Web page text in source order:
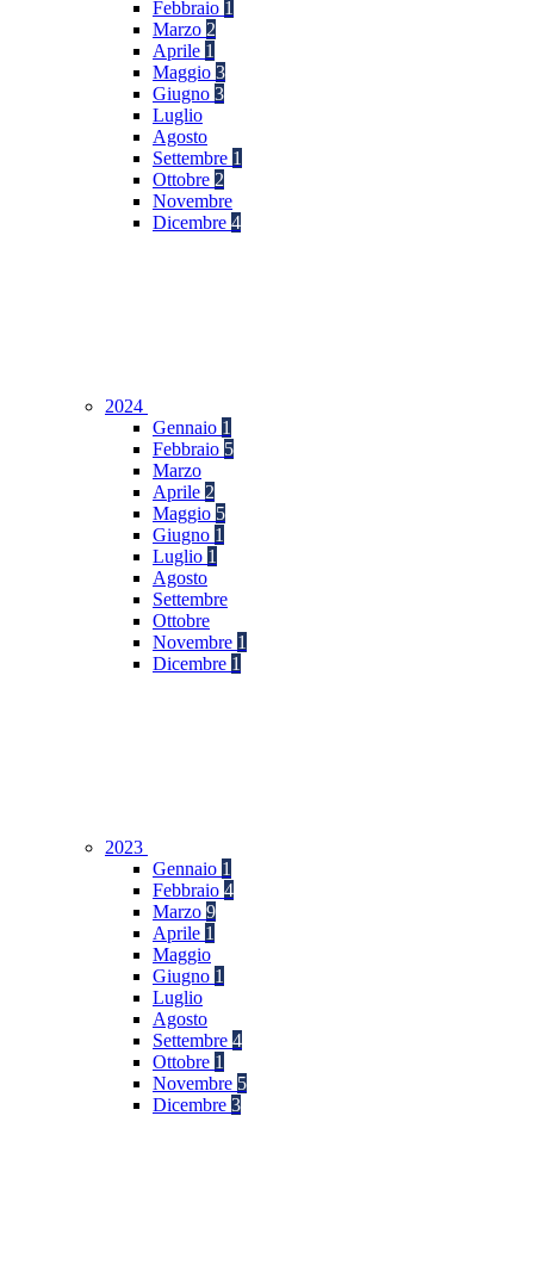
Febbraio 1
Marzo 2
Aprile 1
Maggio 3
Giugno 3
Luglio
Agosto
Settembre 1
Ottobre 2
Novembre
Dicembre 4
2024
Gennaio 1
Febbraio 5
Marzo
Aprile 2
Maggio 5
Giugno 1
Luglio 1
Agosto
Settembre
Ottobre
Novembre 1
Dicembre 1
2023
Gennaio 1
Febbraio 4
Marzo 9
Aprile 1
Maggio
Giugno 1
Luglio
Agosto
Settembre 4
Ottobre 1
Novembre 5
Dicembre 3